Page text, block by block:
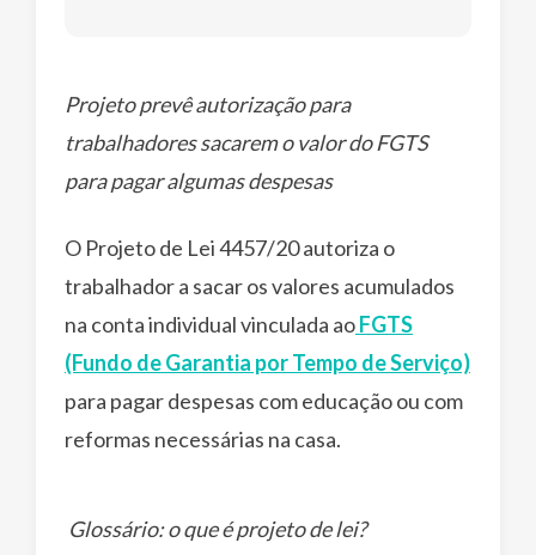
Projeto prevê autorização para
trabalhadores sacarem o valor do FGTS
para pagar algumas despesas
O Projeto de Lei 4457/20 autoriza o
trabalhador a sacar os valores acumulados
na conta individual vinculada aoFGTS
(Fundo de Garantia por Tempo de Serviço)
para pagar despesas com educação ou com
reformas necessárias na casa.
Glossário: o que é projeto de lei?